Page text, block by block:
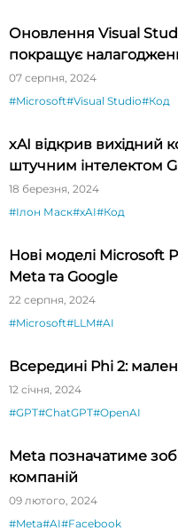
Оновлення Visual
покращує
07 серпня, 2024
#Microsoft#Visual Studio#Код
xAI відкрив вихідний
штучним інтелектом
18 березня, 2024
#Ілон Маск#xAI#Код
Нові моделі Microsoft
Meta та Google
22 серпня, 2024
#Microsoft#LLM#AI
Всередині Phi 2:
12 січня, 2024
#GPT#ChatGPT#OpenAI
Meta позначатиме
компаній
09 лютого, 2024
#Meta#AI#Facebook